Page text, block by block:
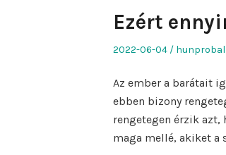
Ezért
Posted
2022-06-04 Author
Az ember a barátait
ebben bizony
rengetegen érzik azt,
maga mellé, akiket a